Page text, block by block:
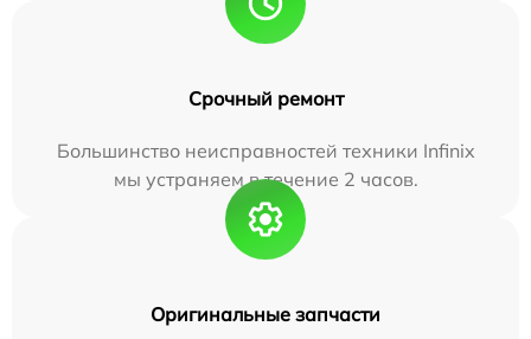
Срочный ремонт
Большинство неисправностей техники Infinix
мы устраняем в течение 2 часов.
Оригинальные запчасти